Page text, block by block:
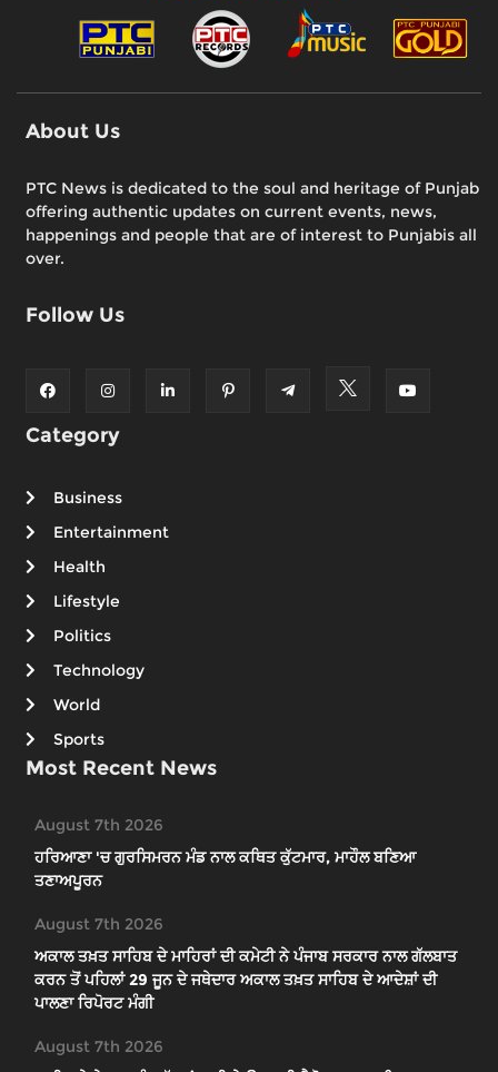
About Us
PTC News is dedicated to the soul and heritage of Punjab
offering authentic updates on current events, news,
happenings and people that are of interest to Punjabis all
over.
Follow Us
Category
Business
Entertainment
Health
Lifestyle
Politics
Technology
World
Sports
Most Recent News
August 7th 2026
ਹਰਿਆਣਾ 'ਚ ਗੁਰਸਿਮਰਨ ਮੰਡ ਨਾਲ ਕਥਿਤ ਕੁੱਟਮਾਰ, ਮਾਹੌਲ ਬਣਿਆ
ਤਣਾਅਪੂਰਨ
August 7th 2026
ਅਕਾਲ ਤਖ਼ਤ ਸਾਹਿਬ ਦੇ ਮਾਹਿਰਾਂ ਦੀ ਕਮੇਟੀ ਨੇ ਪੰਜਾਬ ਸਰਕਾਰ ਨਾਲ ਗੱਲਬਾਤ
ਕਰਨ ਤੋਂ ਪਹਿਲਾਂ 29 ਜੂਨ ਦੇ ਜਥੇਦਾਰ ਅਕਾਲ ਤਖ਼ਤ ਸਾਹਿਬ ਦੇ ਆਦੇਸ਼ਾਂ ਦੀ
ਪਾਲਣਾ ਰਿਪੋਰਟ ਮੰਗੀ
August 7th 2026